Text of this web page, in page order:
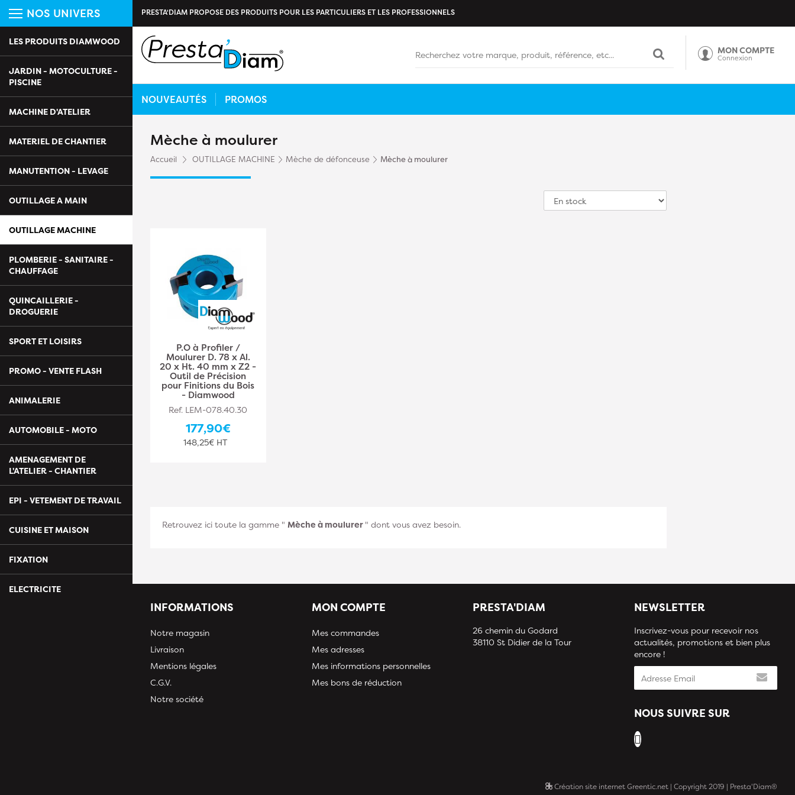
NOS UNIVERS
LES PRODUITS DIAMWOOD
JARDIN - MOTOCULTURE -
PISCINE
MACHINE D'ATELIER
MATERIEL DE CHANTIER
MANUTENTION - LEVAGE
OUTILLAGE A MAIN
OUTILLAGE MACHINE
PLOMBERIE - SANITAIRE -
CHAUFFAGE
QUINCAILLERIE -
DROGUERIE
SPORT ET LOISIRS
PROMO - VENTE FLASH
ANIMALERIE
AUTOMOBILE - MOTO
AMENAGEMENT DE
L'ATELIER - CHANTIER
EPI - VETEMENT DE TRAVAIL
CUISINE ET MAISON
FIXATION
ELECTRICITE
PRESTA'DIAM PROPOSE DES PRODUITS POUR LES PARTICULIERS ET LES PROFESSIONNELS
MON COMPTE
Connexion
NOUVEAUTÉS PROMOS
Mèche à moulurer
Accueil OUTILLAGE MACHINE Mèche de défonceuse Mèche à moulurer
P.O à Profiler /
Moulurer D. 78 x Al.
20 x Ht. 40 mm x Z2 -
Outil de Précision
pour Finitions du Bois
- Diamwood
Ref. LEM-078.40.30
177,90€
148,25€ HT
Retrouvez ici toute la gamme " Mèche à moulurer " dont vous avez besoin.
INFORMATIONS
Notre magasin
Livraison
Mentions légales
C.G.V.
Notre société
MON COMPTE
Mes commandes
Mes adresses
Mes informations personnelles
Mes bons de réduction
PRESTA'DIAM
26 chemin du Godard
38110 St Didier de la Tour
NEWSLETTER
Inscrivez-vous pour recevoir nos
actualités, promotions et bien plus
encore !
NOUS SUIVRE SUR
Création site internet Greentic.net | Copyright 2019 | Presta'Diam®